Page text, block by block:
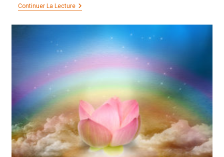
Continuer La LecturePour
Vaccination
?